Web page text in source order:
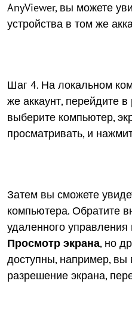
AnyViewer, вы можете
устройства в том же
Шаг 4. На локальном
же аккаунт, перейдите в
выберите компьютер,
просматривать, и
Затем вы сможете
компьютера. Обратите
удаленного
Просмотр экрана, но
доступны, например, вы
разрешение экрана,